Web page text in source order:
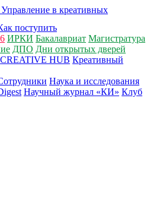
поступить
ИРКИ Бакалавриат Магистратура
ДПО Дни открытых дверей
CREATIVE HUB Креативный
Наука и исследования
Научный журнал «КИ» Клуб